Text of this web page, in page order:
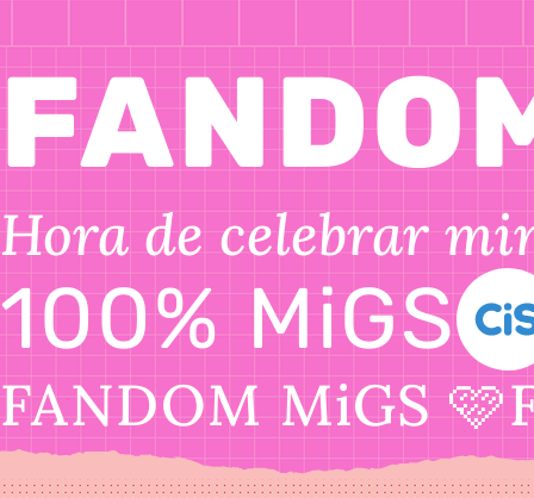
Hora de celebrar
100% MiGS
FANDOM MiGS 🩷